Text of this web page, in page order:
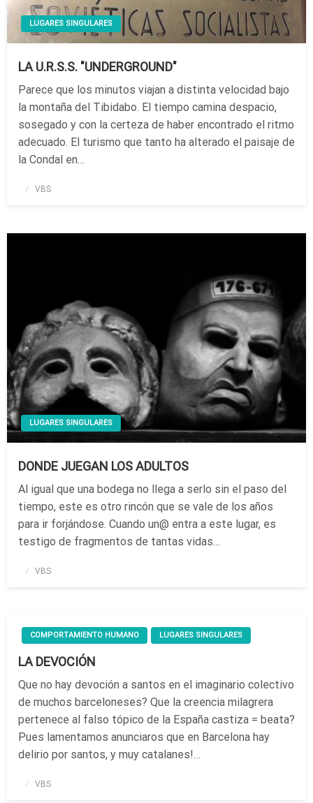
LUGARES SINGULARES
LA U.R.S.S. "UNDERGROUND"
Parece que los minutos viajan a distinta velocidad bajo
la montaña del Tibidabo. El tiempo camina despacio,
sosegado y con la certeza de haber encontrado el ritmo
adecuado. El turismo que tanto ha alterado el paisaje de
la Condal en…
Publicado
VBS
LUGARES SINGULARES
DONDE JUEGAN LOS ADULTOS
Al igual que una bodega no llega a serlo sin el paso del
tiempo, este es otro rincón que se vale de los años
para ir forjándose. Cuando un@ entra a este lugar, es
testigo de fragmentos de tantas vidas…
Publicado
VBS
COMPORTAMIENTO HUMANO LUGARES SINGULARES
LA DEVOCIÓN
Que no hay devoción a santos en el imaginario colectivo
de muchos barceloneses? Que la creencia milagrera
pertenece al falso tópico de la España castiza = beata?
Pues lamentamos anunciaros que en Barcelona hay
delirio por santos, y muy catalanes!…
Publicado
VBS